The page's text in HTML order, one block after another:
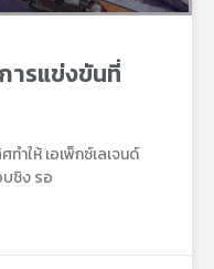
ารแข่งขันที่
ำให้ เอเพ็กซ์เลเจนด์
บชิง รอ